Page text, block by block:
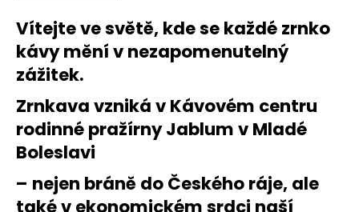
Vítejte ve světě, kde se každé zrnko
kávy mění v nezapomenutelný
zážitek.
Zrnkava vzniká v Kávovém centru
rodinné pražírny Jablum v Mladé
Boleslavi
– nejen bráně do Českého ráje, ale
také v ekonomickém srdci naší